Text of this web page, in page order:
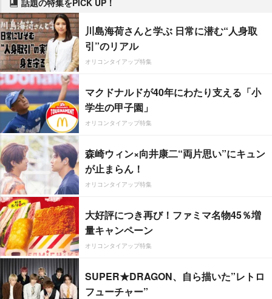
川島海荷さんと学ぶ 日常に潜む“人身取
引”のリアル
オリコンタイアップ特集
マクドナルドが40年にわたり支える「小
学生の甲子園」
オリコンタイアップ特集
森崎ウィン×向井康二“両片思い”にキュン
が止まらん！
オリコンタイアップ特集
大好評につき再び！ファミマ名物45％増
量キャンペーン
オリコンタイアップ特集
SUPER★DRAGON、自ら描いた”レトロ
フューチャー”